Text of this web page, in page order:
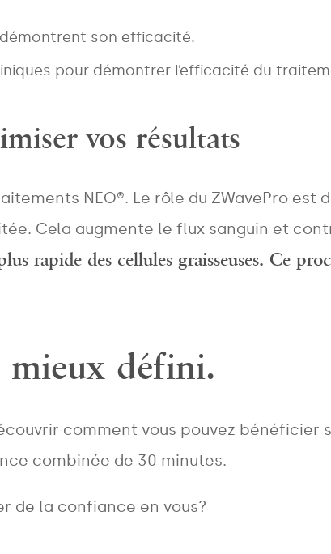
son efficacité.
pour démontrer l’efficacité du
vos résultats
NEO®. Le rôle du ZWavePro est
Cela augmente le flux sanguin et
rapide des cellules graisseuses. Ce
mieux défini.
comment vous pouvez bénéficier
combinée de 30 minutes.
de la confiance en vous?